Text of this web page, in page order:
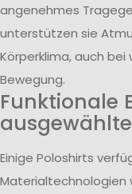
angenehmes
unterstützen sie
Körperklima, auch
Bewegung.
Funktionale
Einige Poloshirts
Materialtechnologien